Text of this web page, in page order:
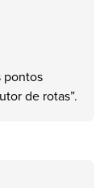
pontos
de rotas”.